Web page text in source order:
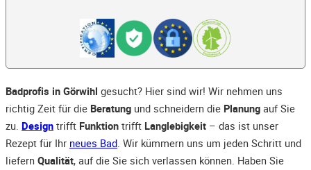
Badprofis in Görwihl gesucht? Hier sind wir! Wir nehmen uns
richtig Zeit für die Beratung und schneidern die Planung auf Sie
zu. Design trifft Funktion trifft Langlebigkeit – das ist unser
Rezept für Ihr neues Bad. Wir kümmern uns um jeden Schritt und
liefern Qualität, auf die Sie sich verlassen können. Haben Sie